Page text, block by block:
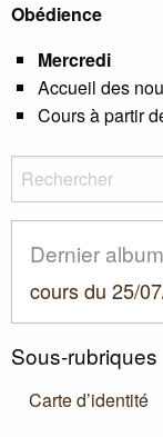
Obédience
Mercredi
Accueil des
Cours à partir
Rechercher
Dernier
cours du 25/
Sous-rubriques
Carte d’identité